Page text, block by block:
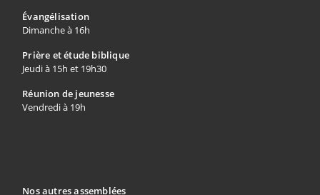
Évangélisation
Dimanche à 16h
Prière et étude biblique
Jeudi à 15h et 19h30
Réunion de jeunesse
Vendredi à 19h
Nos autres assemblées